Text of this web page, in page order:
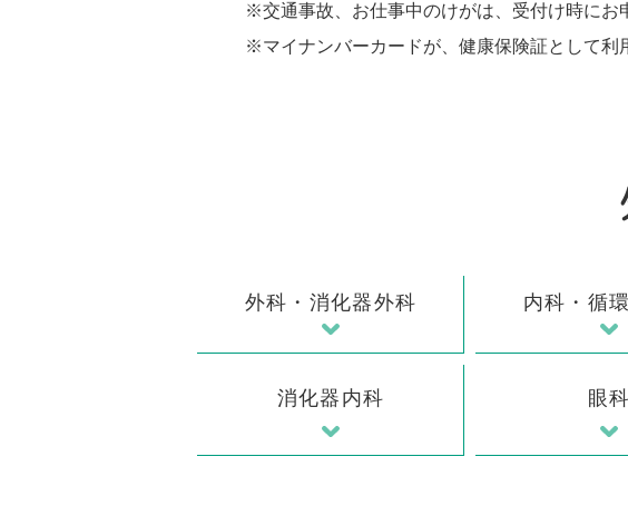
交通事故、お仕事中のけがは、受付け時にお
マイナンバーカードが、健康保険証として利
外科・消化器外科 内科・循
消化器内科 眼科